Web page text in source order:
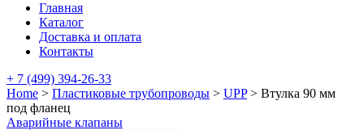
Главная
Каталог
Доставка и оплата
Контакты
+ 7 (499) 394-26-33
Home > Пластиковые трубопроводы > UPP> Втулка 90 мм
под фланец
Аварийные клапаны